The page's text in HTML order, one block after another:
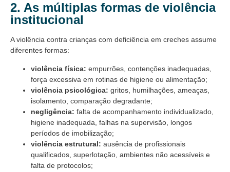
2. As múltiplas formas de violência
institucional
A violência contra crianças com deficiência em creches assume
diferentes formas:
violência física: empurrões, contenções inadequadas,
força excessiva em rotinas de higiene ou alimentação;
violência psicológica: gritos, humilhações, ameaças,
isolamento, comparação degradante;
negligência: falta de acompanhamento individualizado,
higiene inadequada, falhas na supervisão, longos
períodos de imobilização;
violência estrutural: ausência de profissionais
qualificados, superlotação, ambientes não acessíveis e
falta de protocolos;